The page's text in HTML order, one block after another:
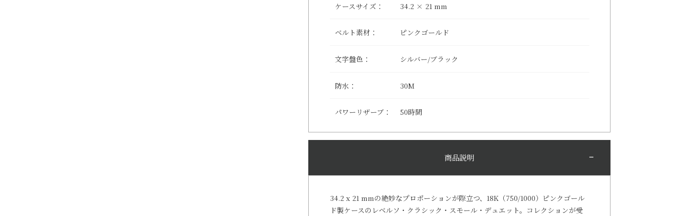
ケースサイズ： 34.2 × 21 mm
ベルト素材： ピンクゴールド
文字盤色： シルバー/ブラック
防水： 30M
パワーリザーブ： 50時間
商品説明
34.2 x 21 mmの絶妙なプロポーションが際立つ、18K（750/1000）ピンクゴール
ド製ケースのレベルソ・クラシック・スモール・デュエット。コレクションが受